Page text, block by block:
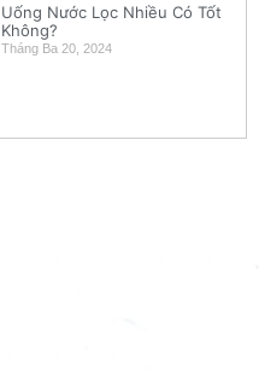
Uống Nước Lọc Nhiều Có Tốt
Không?
Tháng Ba 20, 2024